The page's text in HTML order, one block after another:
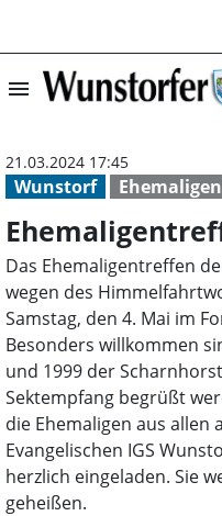
menu
Wunstorf
21.03.2024 17:45
Das Ehemaligentreffen
wegen des
Samstag, den 4. Mai im
Besonders willkommen
und 1999 der
Sektempfang begrüßt
die Ehemaligen aus allen
Evangelischen IGS
herzlich eingeladen. Sie
geheißen.